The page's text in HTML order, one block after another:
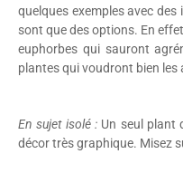
quelques exemples avec des
sont que des options. En
euphorbes qui sauront
plantes qui voudront bien les
En sujet isolé : Un seul plant
décor très graphique. Misez